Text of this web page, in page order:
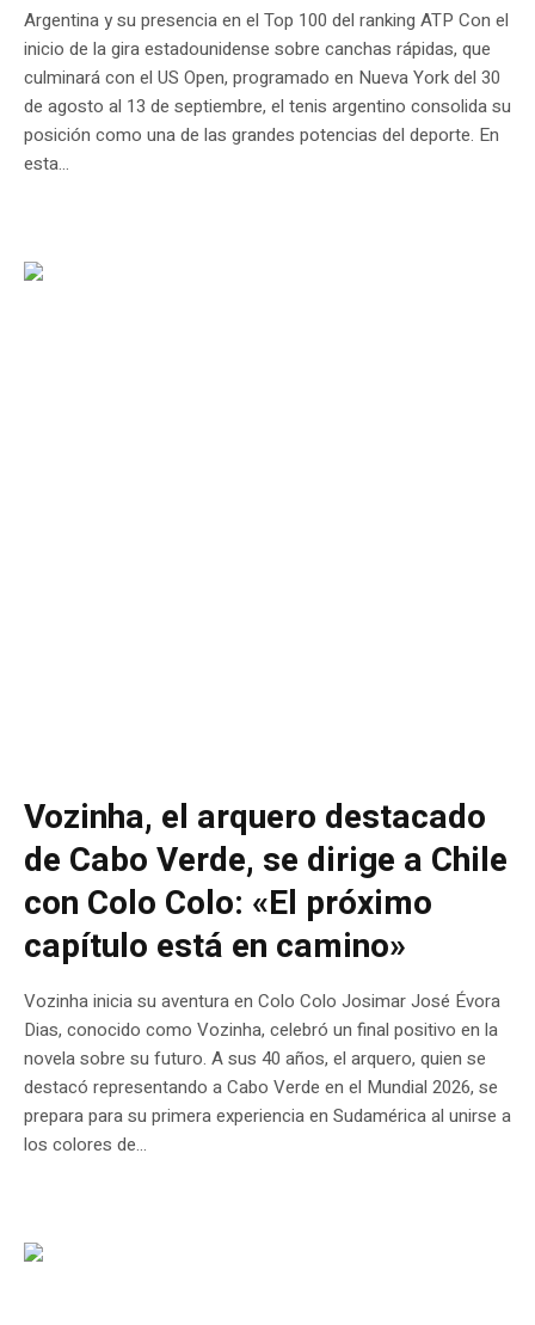
Argentina y su presencia en el Top 100 del ranking ATP Con el
inicio de la gira estadounidense sobre canchas rápidas, que
culminará con el US Open, programado en Nueva York del 30
de agosto al 13 de septiembre, el tenis argentino consolida su
posición como una de las grandes potencias del deporte. En
esta...
Vozinha, el arquero destacado
de Cabo Verde, se dirige a Chile
con Colo Colo: «El próximo
capítulo está en camino»
Vozinha inicia su aventura en Colo Colo Josimar José Évora
Dias, conocido como Vozinha, celebró un final positivo en la
novela sobre su futuro. A sus 40 años, el arquero, quien se
destacó representando a Cabo Verde en el Mundial 2026, se
prepara para su primera experiencia en Sudamérica al unirse a
los colores de...